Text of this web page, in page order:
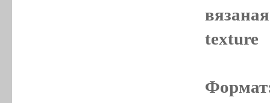
texture